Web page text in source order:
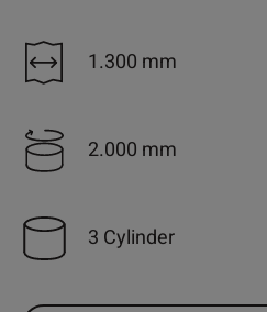
1.300 mm
2.000 mm
3 Cylinder